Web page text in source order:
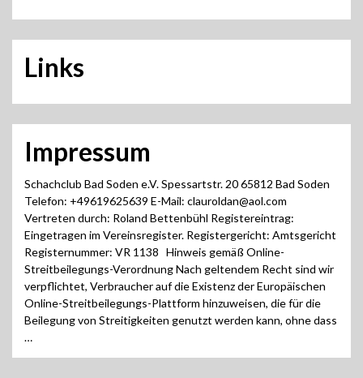
Links
Impressum
Schachclub Bad Soden e.V. Spessartstr. 20 65812 Bad Soden
Telefon: +49619625639 E-Mail: clauroldan@aol.com
Vertreten durch: Roland Bettenbühl Registereintrag:
Eingetragen im Vereinsregister. Registergericht: Amtsgericht
Registernummer: VR 1138 Hinweis gemäß Online-
Streitbeilegungs-Verordnung Nach geltendem Recht sind wir
verpflichtet, Verbraucher auf die Existenz der Europäischen
Online-Streitbeilegungs-Plattform hinzuweisen, die für die
Beilegung von Streitigkeiten genutzt werden kann, ohne dass
…